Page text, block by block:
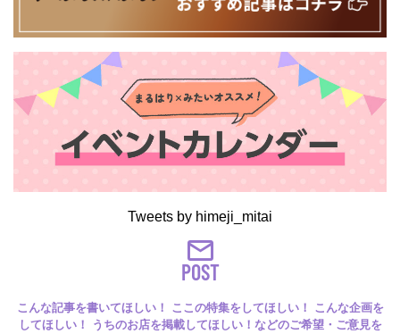
Tweets by himeji_mitai
POST
こんな記事を書いてほしい！ ここの特集をしてほしい！ こんな企画を
してほしい！ うちのお店を掲載してほしい！などのご希望・ご意見を